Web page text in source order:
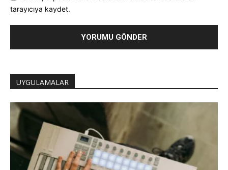
tarayıcıya kaydet.
UYGULAMALAR